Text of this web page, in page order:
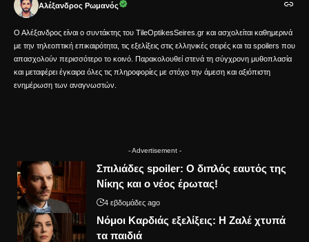
Αλέξανδρος Ρωμανός
Ο Αλέξανδρος είναι ο συντάκτης του TileOptikesSeires.gr και ασχολείται καθημερινά
με την τηλεοπτική επικαιρότητα, τις εξελίξεις στις ελληνικές σειρές και τα spoilers που
απασχολούν περισσότερο το κοινό. Παρακολουθεί στενά τη σύγχρονη μυθοπλασία
και μεταφέρει έγκαιρα όλες τις πληροφορίες με στόχο την άμεση και αξιόπιστη
ενημέρωση των αναγνωστών.
- Advertisement -
Σπιλιάδες spoiler: Ο διπλός εαυτός της
Νίκης και ο νέος έρωτας!
4 εβδομάδες ago
Νόμοι Καρδιάς εξελίξεις: Η Ζαλέ χτυπά
τα παιδιά